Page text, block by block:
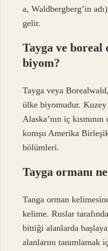
a, Waldbergberg’in
gelir.
Tayga ve boreal
biyom?
Tayga veya
ülke biyomudur. Kuzey
Alaska’nın iç
komşu Amerika
bölümleri.
Tayga ormanı
Tanga orman
kelime. Ruslar
bittiği alanlarda
alanlarını tanımlamak